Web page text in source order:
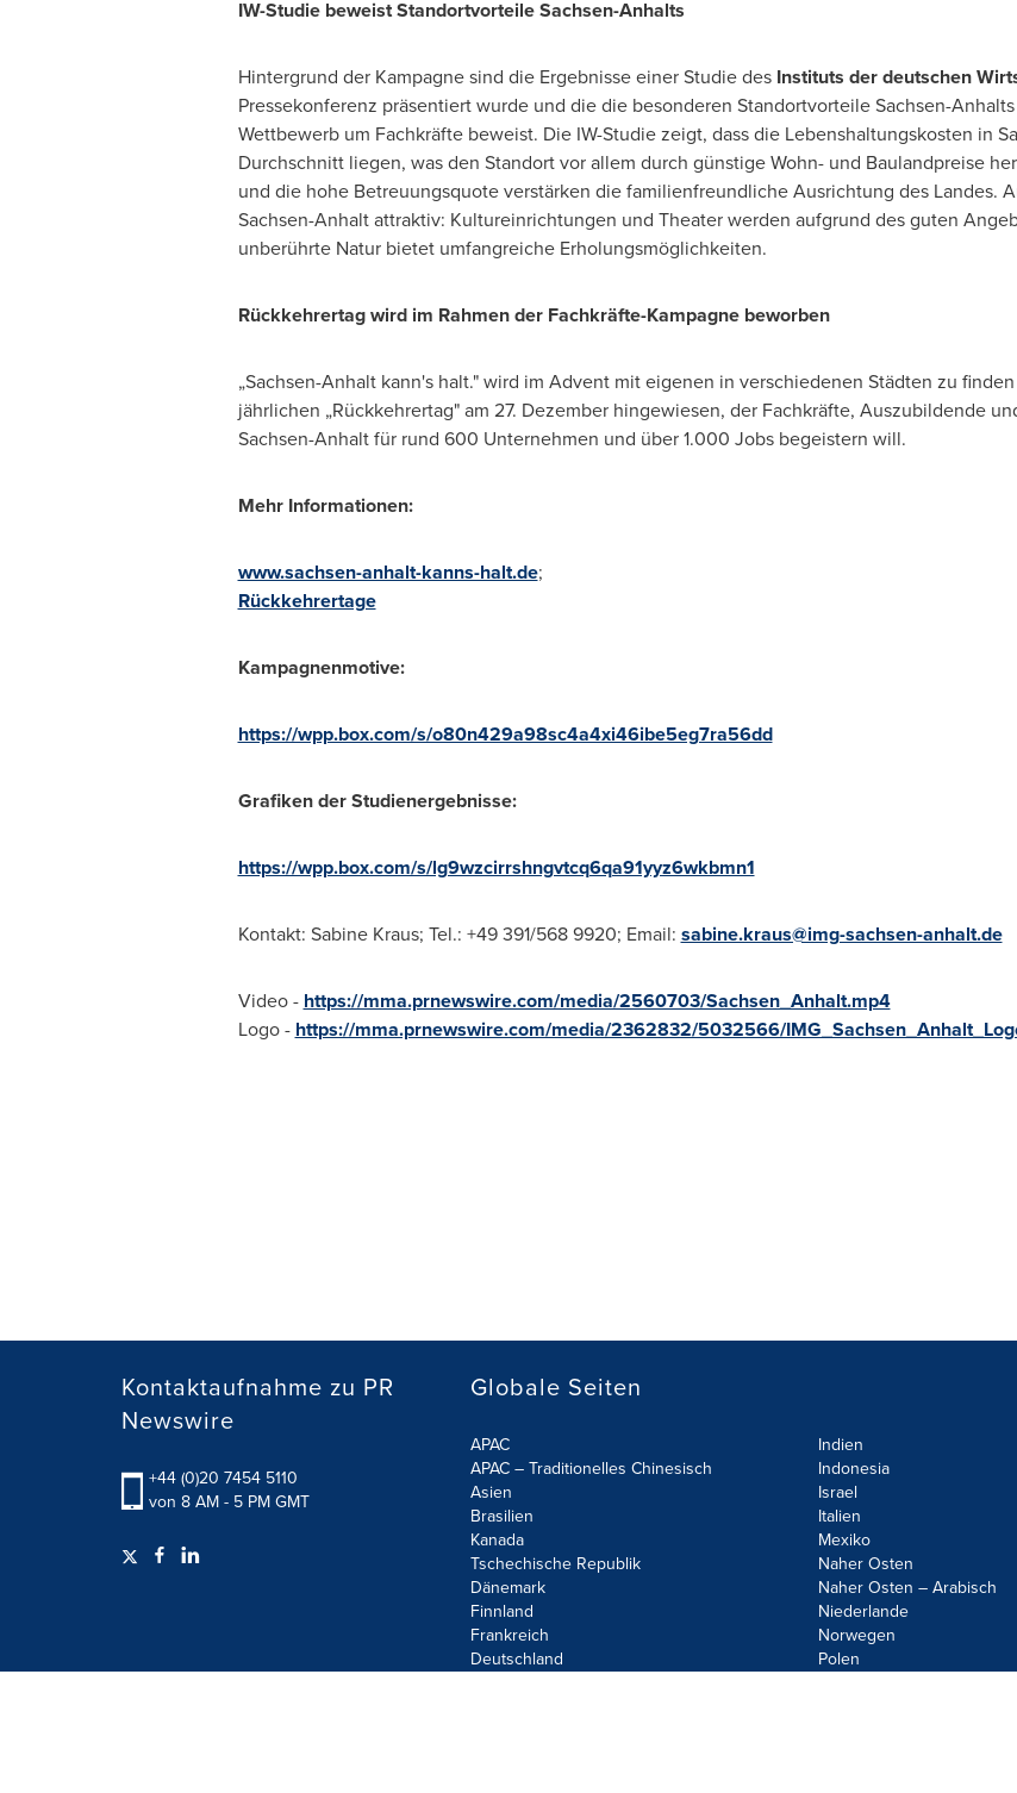
IW-Studie beweist Standortvorteile Sachsen-Anhalts
Hintergrund der Kampagne sind die Ergebnisse einer Studie des Instituts der deutschen
Pressekonferenz präsentiert wurde und die die besonderen Standortvorteile Sachsen-
Wettbewerb um Fachkräfte beweist. Die IW-Studie zeigt, dass die Lebenshaltungskosten in
Durchschnitt liegen, was den Standort vor allem durch günstige Wohn- und Baulandpreise
und die hohe Betreuungsquote verstärken die familienfreundliche Ausrichtung des Landes.
Sachsen-Anhalt attraktiv: Kultureinrichtungen und Theater werden aufgrund des guten
unberührte Natur bietet umfangreiche Erholungsmöglichkeiten.
Rückkehrertag wird im Rahmen der Fachkräfte-Kampagne beworben
„Sachsen-Anhalt kann's halt." wird im Advent mit eigenen in verschiedenen Städten zu
jährlichen „Rückkehrertag" am 27. Dezember hingewiesen, der Fachkräfte, Auszubildende
Sachsen-Anhalt für rund 600 Unternehmen und über 1.000 Jobs begeistern will.
Mehr Informationen:
www.sachsen-anhalt-kanns-halt.de;
Rückkehrertage
Kampagnenmotive:
https://wpp.box.com/s/o80n429a98sc4a4xi46ibe5eg7ra56dd
Grafiken der Studienergebnisse:
https://wpp.box.com/s/lg9wzcirrshngvtcq6qa91yyz6wkbmn1
Kontakt: Sabine Kraus; Tel.: +49 391/568 9920; Email: sabine.kraus@img-sachsen-anhalt.de
Video - https://mma.prnewswire.com/media/2560703/Sachsen_Anhalt.mp4
Logo - https://mma.prnewswire.com/media/2362832/5032566/
Kontaktaufnahme zu PR
Newswire
+44 (0)20 7454 5110
von 8 AM - 5 PM GMT
Globale Seiten
APAC
APAC – Traditionelles Chinesisch
Asien
Brasilien
Kanada
Tschechische Republik
Dänemark
Finnland
Frankreich
Deutschland
Indien
Indonesia
Israel
Italien
Mexiko
Naher Osten
Naher Osten – Arabisch
Niederlande
Norwegen
Polen